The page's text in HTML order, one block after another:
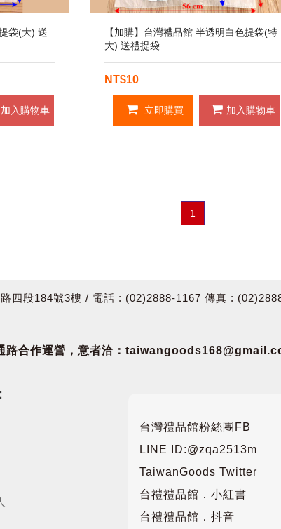
袋(大) 送
加入購物車
【加購】台灣禮品館 半透明白色提袋(特
大) 送禮提袋
NT$10
立即購買 加入購物車
1
四段184號3樓 / 電話 : (02)2888-1167 傳真 :
路合作運營，意者洽：
台灣禮品館粉絲團FB
LINE ID:@zqa2513m
TaiwanGoods Twitter
台禮禮品館．小紅書
台禮禮品館．抖音